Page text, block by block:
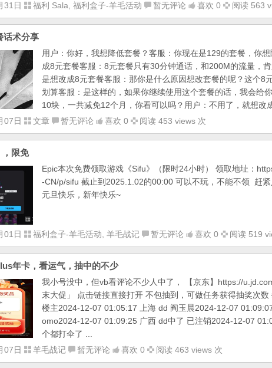
31日
福利 Sala, 福利盒子-羊毛活动 暂无评论 喜欢 0 阅读 563
话术分享
用户：你好，我想降低套餐？客服：你现在是129的套餐，你
成8元套餐客服：8元套餐只有30分钟通话，和200M的流量，
是想改成8元套餐客服：那你是什么原因想改套餐的呢？这个8
划算客服：是这样的，如果你继续使用这个套餐的话，我会给
10块，一共减免12个月，你看可以吗？用户：不用了，就想改
07日
文章 暂无评论 喜欢 0 阅读 453 views 次
限免
Epic本次免费领取游戏《Sifu》（限时24小时） 领取地址：
-CN/p/sifu 截止到2025.1.02的00:00 可以不玩，不能不领 赶
元旦快乐，新年快乐~
01日 福利盒子-羊毛活动, 羊毛战记 暂无评论 喜欢 0 阅读 519
年卡，看运气，抽中的不少
我小号没中，但vb看评论不少人中了， 【京东】https://
末大促」 点击链接直接打开 不包抽到，可做任务获得抽奖次
楼主2024-12-07 01:05:17 上海 dd 阎玉晨2024-12-07
omo2024-12-07 01:09:25 广西 dd中了 已注销2024-12-07
个都打伞了 ...
07日
羊毛战记 暂无评论 喜欢 0 阅读 463 views 次